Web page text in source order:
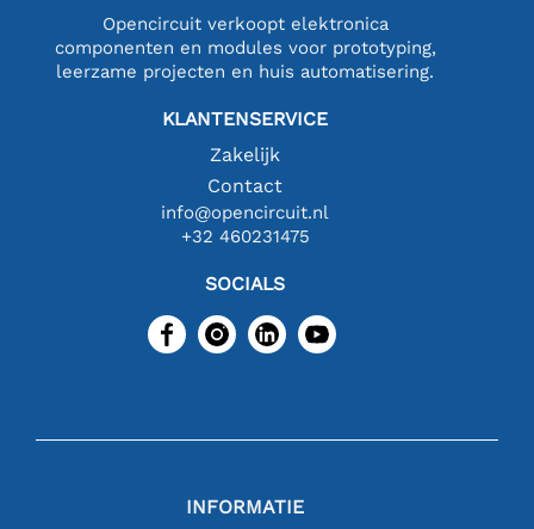
Opencircuit verkoopt elektronica
componenten en modules voor prototyping,
leerzame projecten en huis automatisering.
KLANTENSERVICE
Zakelijk
Contact
info@opencircuit.nl
+32 460231475
SOCIALS
INFORMATIE